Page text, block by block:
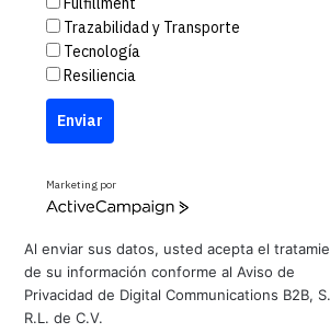
Trazabilidad y Transporte
Tecnología
Resiliencia
Enviar
Marketing por
A
v
e
Al enviar sus datos, usted acepta el
de su información conforme alAviso de
Privacidad de Digital Communications B2B,
R.L. de C.V.